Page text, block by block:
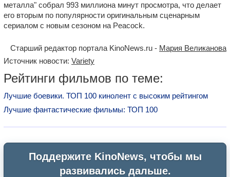
металла" собрал 993 миллиона минут просмотра, что делает
его вторым по популярности оригинальным сценарным
сериалом с новым сезоном на Peacock.
Старший редактор портала KinoNews.ru - Мария Великанова
Источник новости: Variety
Рейтинги фильмов по теме:
Лучшие боевики. ТОП 100 кинолент с высоким рейтингом
Лучшие фантастические фильмы: ТОП 100
Поддержите KinoNews, чтобы мы
развивались дальше.